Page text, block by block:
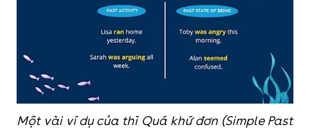
Một vài ví dụ của thì Quá khứ đơn (Simple Past